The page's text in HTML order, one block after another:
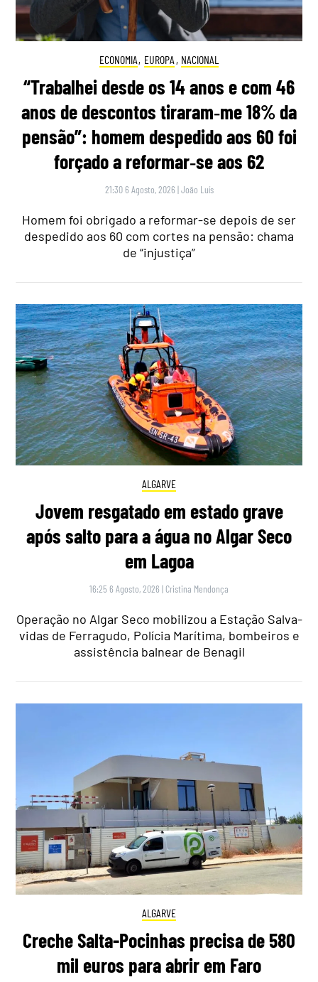
ECONOMIA, EUROPA , NACIONAL
“Trabalhei desde os 14 anos e com 46
anos de descontos tiraram‑me 18% da
pensão”: homem despedido aos 60 foi
forçado a reformar‑se aos 62
21:30 6 Agosto, 2026 |João Luís
Homem foi obrigado a reformar-se depois de ser
despedido aos 60 com cortes na pensão: chama
de “injustiça”
ALGARVE
Jovem resgatado em estado grave
após salto para a água no Algar Seco
em Lagoa
16:25 6 Agosto, 2026 | Cristina Mendonça
Operação no Algar Seco mobilizou a Estação Salva-
vidas de Ferragudo, Polícia Marítima, bombeiros e
assistência balnear de Benagil
ALGARVE
Creche Salta-Pocinhas precisa de 580
mil euros para abrir em Faro